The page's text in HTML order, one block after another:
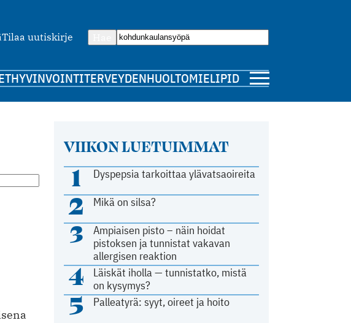
Tilaa uutiskirje
HYVINVOINTITERVEYDENHUOLTOMIELIPIDE
VIIKON LUETUIMMAT
1 Dyspepsia tarkoittaa ylävatsaoireita
2 Mikä on silsa?
3
Ampiaisen pisto – näin hoidat
pistoksen ja tunnistat vakavan
allergisen reaktion
4
Läiskät iholla — tunnistatko, mistä
on kysymys?
5 Palleatyrä: syyt, oireet ja hoito